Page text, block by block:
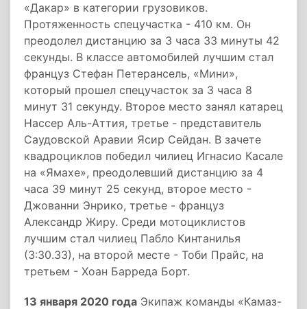
«Дакар» в категории грузовиков.
Протяженность спецучастка - 410 км. Он
преодолел дистанцию за 3 часа 33 минуты 42
секунды. В классе автомобилей лучшим стал
француз Стефан Петерансель, «Мини»,
который прошел спецучасток за 3 часа 8
минут 31 секунду. Второе место занял катарец
Нассер Аль-Аттия, третье - представитель
Саудовской Аравии Ясир Сейдан. В зачете
квадроциклов победил чилиец Игнасио Касале
на «Ямахе», преодолевший дистанцию за 4
часа 39 минут 25 секунд, второе место -
Джованни Энрико, третье - француз
Александр Жиру. Среди мотоциклистов
лучшим стал чилиец Пабло Кинтанилья
(3:30.33), на второй месте - Тоби Прайс, на
третьем - Хоан Барреда Борт.
13 января 2020 года Экипаж команды «Камаз-